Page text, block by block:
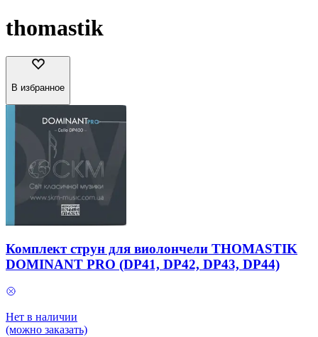
thomastik
В избранное
Комплект струн для виолончели THOMASTIK
DOMINANT PRO (DP41, DP42, DP43, DP44)
Нет в наличии
(можно заказать)